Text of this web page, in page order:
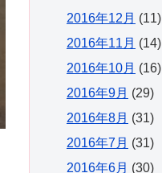
2016年12月 (11)
2016年11月 (14)
2016年10月 (16)
2016年9月 (29)
2016年8月 (31)
2016年7月 (31)
2016年6月 (30)